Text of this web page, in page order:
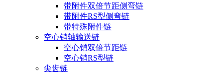
带附件双倍节距侧弯链
带附件RS型侧弯链
带特殊附件链
空心销轴输送链
空心销双倍节距链
空心销RS型链
尖齿链